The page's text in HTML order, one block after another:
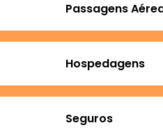
Passagens
Hospedagens
Seguros